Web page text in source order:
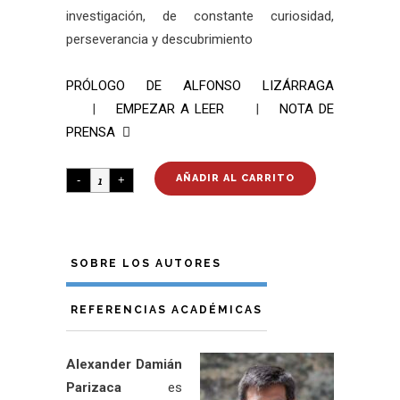
investigación, de constante curiosidad,
perseverancia y descubrimiento
PRÓLOGO DE ALFONSO LIZÁRRAGA
|EMPEZAR A LEER |NOTA DE
PRENSA
AÑADIR AL CARRITO
SOBRE LOS AUTORES
REFERENCIAS ACADÉMICAS
Alexander Damián
Parizaca es